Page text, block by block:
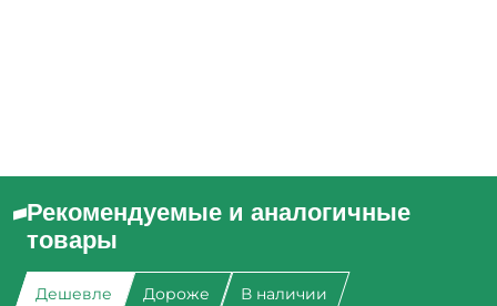
Рекомендуемые и аналогичные
товары
Дешевле Дороже В наличии